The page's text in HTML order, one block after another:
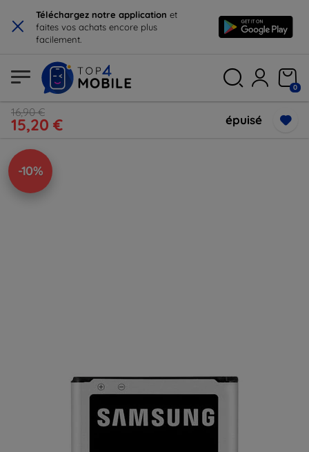
× Téléchargez notre application et
faites vos achats encore plus
facilement.
0
16,90 €
15,20 € épuisé
-10%